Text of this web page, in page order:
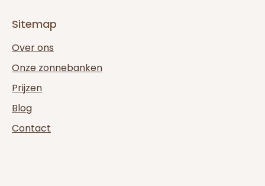
Sitemap
Over ons
Onze zonnebanken
Prijzen
Blog
Contact